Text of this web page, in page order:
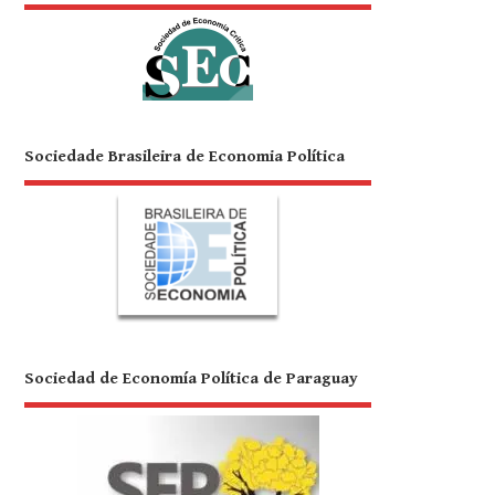
Sociedade Brasileira de Economia Política
Sociedad de Economía Política de Paraguay